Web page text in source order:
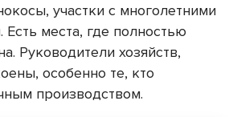
участки с многолетними
места, где полностью
Руководители хозяйств,
особенно те, кто
производством.